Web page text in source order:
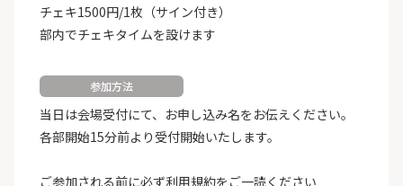
チェキ1500円/1枚（サイン付き）
部内でチェキタイムを設けます
参加方法
当日は会場受付にて、お申し込み名をお伝えください。
各部開始15分前より受付開始いたします。
ご参加される前に必ず利用規約をご一読ください